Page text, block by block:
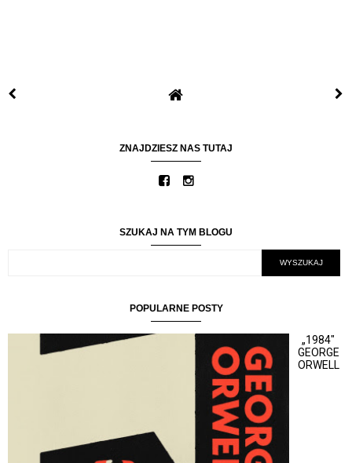
ZNAJDZIESZ NAS TUTAJ
SZUKAJ NA TYM BLOGU
POPULARNE POSTY
„1984"
GEORGE
ORWELL